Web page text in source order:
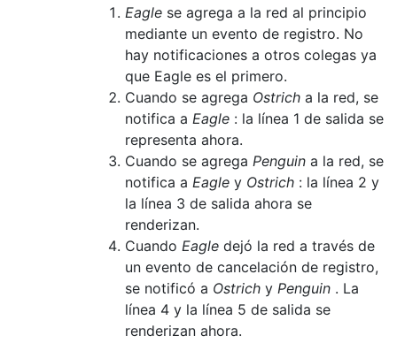
public  void
System.out.println("Computer left
// Do not send further messages
    }
/* Act as a central hub for
Notifies all Concrete Colleagues on
class NetworkMediator implements Mediator{
List<Colleague> colleagues = new
    public NetworkMediator(){
    }
public void register(Colleague
        colleagues.add(colleague);
Eagle se agrega a la red al principio
mediante un evento de registro. No
hay notificaciones a otros colegas ya
que Eagle es el primero.
Cuando se agrega Ostrich a la red, se
notifica a Eagle : la línea 1 de salida se
representa ahora.
Cuando se agrega Penguin a la red, se
notifica a Eagle y Ostrich : la línea 2 y
la línea 3 de salida ahora se
renderizan.
Cuando Eagle dejó la red a través de
un evento de cancelación de registro,
se notificó a Ostrich y Penguin . La
línea 4 y la línea 5 de salida se
renderizan ahora.